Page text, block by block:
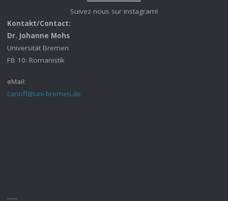
Suivez nous sur instagram!
Kontakt/Contact:
Dr. Johanne Mohs
Universität Bremen
FB 10: Romanistik
eMail:
canoff@uni-bremen.de